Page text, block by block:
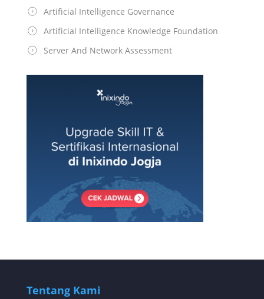
Artificial Intelligence Governance
Artificial Intelligence Knowledge Foundation
Server And Network Assessment
Tentang Kami